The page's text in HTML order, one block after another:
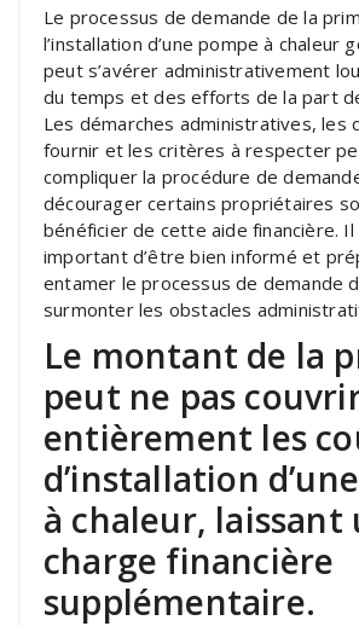
Le processus de demande de la
l’installation d’une pompe à chaleur
peut s’avérer administrativement
du temps et des efforts de la part
Les démarches administratives, les
fournir et les critères à respecter
compliquer la procédure de
décourager certains propriétaires
bénéficier de cette aide financière.
important d’être bien informé et
entamer le processus de demande
surmonter les obstacles
Le montant de la
peut ne pas
entièrement les
d’installation
à chaleur, laissant
charge financière
supplémentaire.